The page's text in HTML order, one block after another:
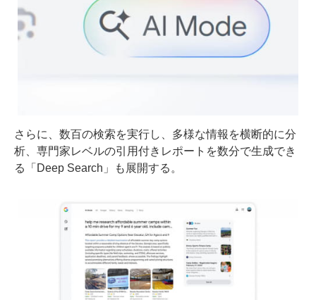
さらに、数百の検索を実行し、多様な情報を横断的に分
析、専門家レベルの引用付きレポートを数分で生成でき
る「Deep Search」も展開する。